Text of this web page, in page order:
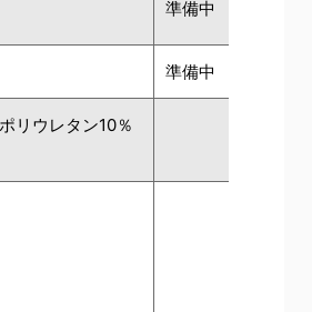
準備中
準備中
リウレタン10％